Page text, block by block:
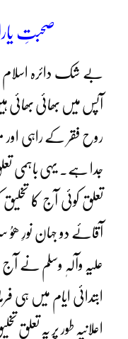
صحبتِ
بے شک دائرہ
آپس میں بھائی بھائی
روح فقر کے راہی
جدا ہے۔ یہی باہمی
تعلق کوئی آج کا
آقائے دو جہان نورِ ھوُ
علیہ وآلہٖ وسلم نے
ابتدائی ایام میں ہی
اعلانیہ طور پر یہ تعلق